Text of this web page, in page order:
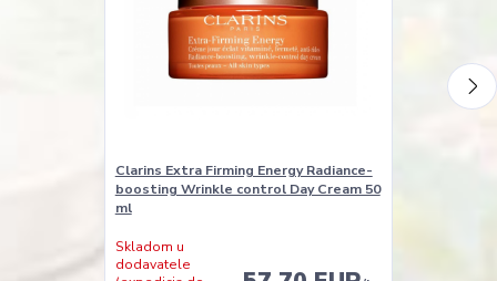
Clarins Extra Firming Energy Radiance-
boosting Wrinkle control Day Cream 50
ml
Skladom u
dodavatele